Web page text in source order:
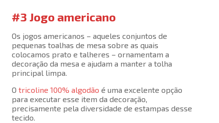
#3 Jogo americano
Os jogos americanos – aqueles conjuntos de
pequenas toalhas de mesa sobre as quais
colocamos prato e talheres – ornamentam a
decoração da mesa e ajudam a manter a tolha
principal limpa.
O tricoline 100% algodão é uma excelente opção
para executar esse item da decoração,
precisamente pela diversidade de estampas desse
tecido.